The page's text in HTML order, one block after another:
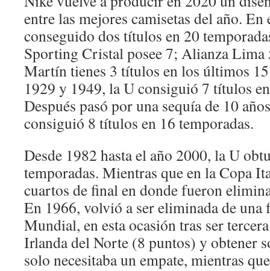
entre las mejores camisetas del año.
conseguido dos títulos en 20
Sporting Cristal posee 7; Alianza Lima
Martín tienes 3 títulos en los últimos
1929 y 1949, la U consiguió 7 títulos
Después pasó por una sequía de 10
consiguió 8 títulos en 16 temporadas.
Desde 1982 hasta el año 2000, la U
temporadas. Mientras que en la Copa
cuartos de final en donde fueron
En 1966, volvió a ser eliminada de una
Mundial, en esta ocasión tras ser
Irlanda del Norte (8 puntos) y obtener
solo necesitaba un empate, mientras